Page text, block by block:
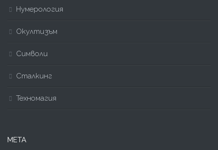
Нумерология
Окултизъм
Символи
Сталкинг
Техномагия
МЕТА